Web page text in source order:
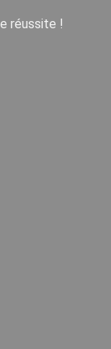
réussite !